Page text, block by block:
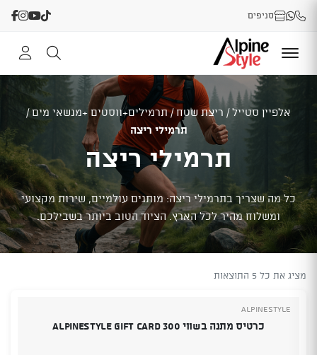
סניפים
אלפיין סטייל/ ריצת שטח/תרמילים+ווסטים +מנשאי מים/
תרמילי ריצה
תרמילי ריצה
כל מה שצריך בתרמילי ריצה: מותגים עולמיים, שירות מקצועי
ומשלוח מהיר לכל הארץ. הציוד הטוב ביותר בשבילכם.
מציג את כל 5 התוצאות
Alpinestyle
כרטיס מתנה בשווי 300 Alpinestyle Gift Card